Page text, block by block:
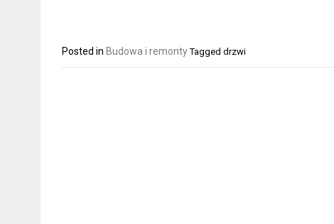
Posted in Budowa i remonty Tagged drzwi